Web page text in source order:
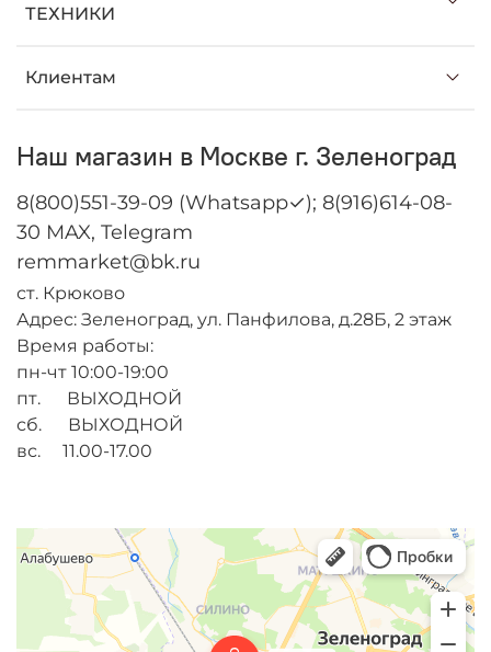
ТЕХНИКИ
Клиентам
Наш магазин в Москве г. Зеленоград
8(800)551-39-09 (Whatsapp✓); 8(916)614-08-
30 MAX, Telegram
remmarket@bk.ru
ст. Крюково
Адрес: Зеленоград, ул. Панфилова, д.28Б, 2 этаж
Время работы:
пн-чт 10:00-19:00
пт. ВЫХОДНОЙ
сб. ВЫХОДНОЙ
вс. 11.00-17.00